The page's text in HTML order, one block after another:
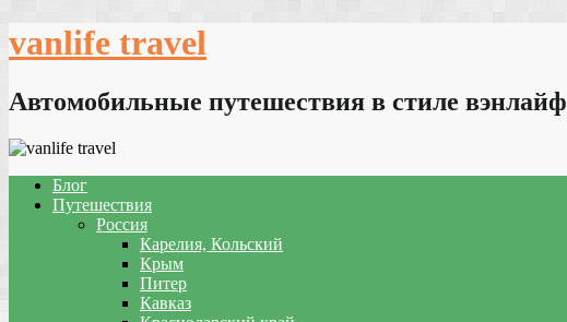
to
vanlife travel
Автомобильные путешествия в стиле вэнлайф
Блог
Путешествия
Россия
Карелия, Кольский
Крым
Питер
Кавказ